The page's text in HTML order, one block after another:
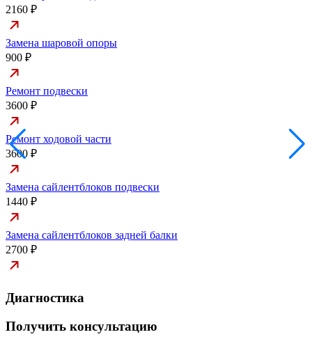
2160 ₽
Замена шаровой опоры
900 ₽
Ремонт подвески
3600 ₽
Ремонт ходовой части
3600 ₽
Замена сайлентблоков подвески
1440 ₽
Замена сайлентблоков задней балки
2700 ₽
Диагностика
Получить консультацию